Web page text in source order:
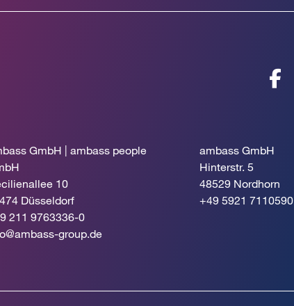
GmbH | ambass people
10
Düsseldorf
211 9763336-0
group.de
ambass GmbH
Hinterstr. 5
48529 Nordhorn
+49 5921 7110590